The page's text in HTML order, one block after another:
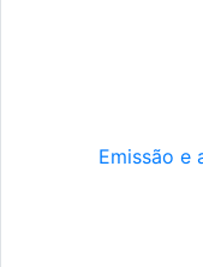
Emissão e